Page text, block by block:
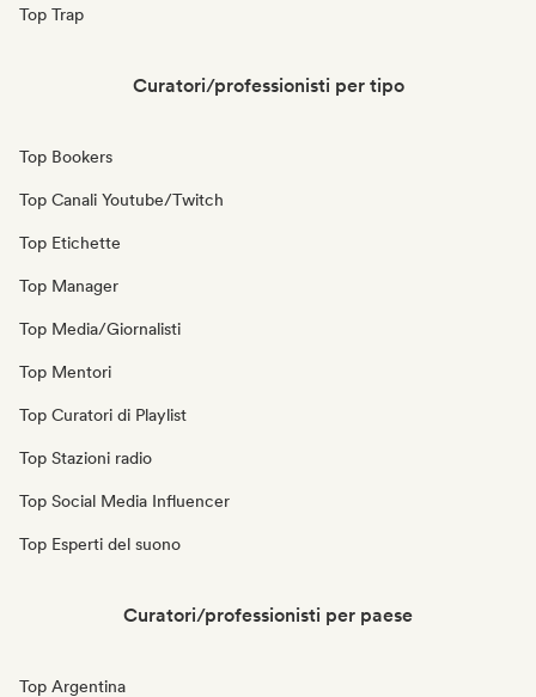
Top Trap
Curatori/professionisti per tipo
Top Bookers
Top Canali Youtube/Twitch
Top Etichette
Top Manager
Top Media/Giornalisti
Top Mentori
Top Curatori di Playlist
Top Stazioni radio
Top Social Media Influencer
Top Esperti del suono
Curatori/professionisti per paese
Top Argentina